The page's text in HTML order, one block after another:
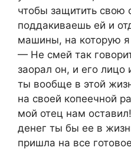
чтобы защитить
поддакиваешь ей и
машины, на которую я
— Не смей так
заорал он, и его
ты вообще в этой
на своей копеечной
мой отец нам
денег ты бы ее в
пришла на все